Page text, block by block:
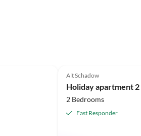
Alt Schadow
Holiday apartment
2 Bedrooms
Fast Responder